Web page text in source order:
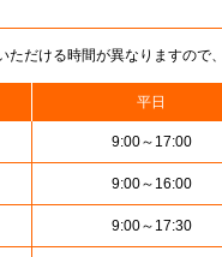
だける時間が異なりますので
平日
9:00～17:00
9:00～16:00
9:00～17:30